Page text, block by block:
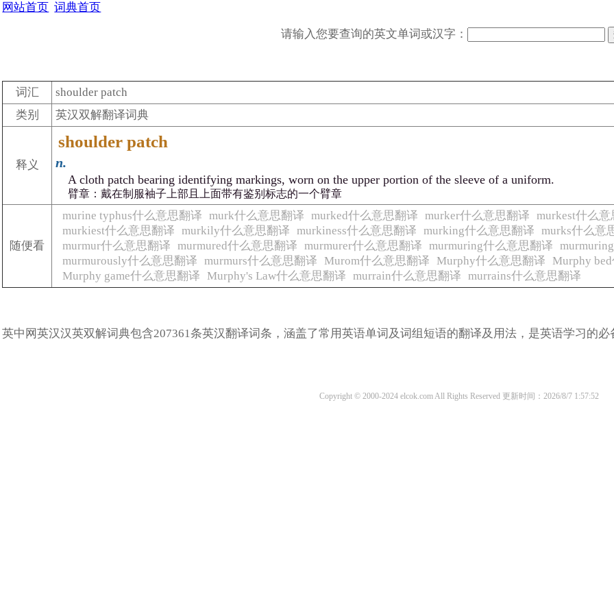
网站首页 词典首页
请输入您要查询的英文单词或汉字：
词汇
shoulder patch
类别
英汉双解翻译词典
释义
shoulder patch
n.
A cloth patch bearing identifying markings, worn on the upper portion of the sleeve of a uniform.
臂章：戴在制服袖子上部且上面带有鉴别标志的一个臂章
随便看
murine typhus什么意思翻译 murk什么意思翻译 murked什么意思翻译 murker什么意思翻译 murkest什么
murkiest什么意思翻译 murkily什么意思翻译 murkiness什么意思翻译 murking什么意思翻译 murks什么意
murmur什么意思翻译 murmured什么意思翻译 murmurer什么意思翻译 murmuring什么意思翻译
murmurously什么意思翻译 murmurs什么意思翻译 Murom什么意思翻译 Murphy什么意思翻译
Murphy
Murphy game什么意思翻译
Murphy's Law什么意思翻译 murrain什么意思翻译 murrains什么意思翻译
英中网英汉汉英双解词典包含207361条英汉翻译词条，涵盖了常用英语单词及词组短语的翻译及用法，是英语学习的必
Copyright © 2000-2024 elcok.com All Rights Reserved 更新时间：2026/8/7 1:57:52